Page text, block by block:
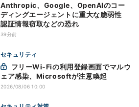
Anthropic、Google、OpenAIのコー
ディングエージェントに重大な脆弱性
認証情報窃取などの恐れ
39分前
セキュリティ
ェア感染、Microsoftが注意喚起
2026/08/06 10:00